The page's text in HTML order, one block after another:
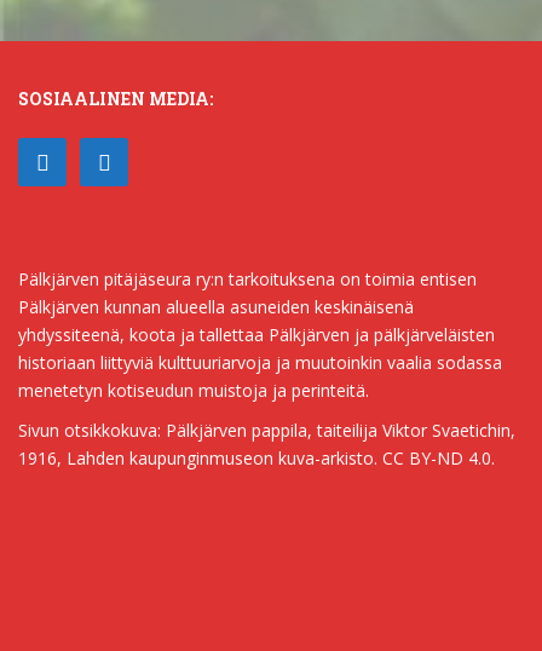
SOSIAALINEN MEDIA:
Pälkjärven pitäjäseura ry:n tarkoituksena on toimia entisen
Pälkjärven kunnan alueella asuneiden keskinäisenä
yhdyssiteenä, koota ja tallettaa Pälkjärven ja pälkjärveläisten
historiaan liittyviä kulttuuriarvoja ja muutoinkin vaalia sodassa
menetetyn kotiseudun muistoja ja perinteitä.
Sivun otsikkokuva: Pälkjärven pappila, taiteilija Viktor Svaetichin,
1916, Lahden kaupunginmuseon kuva-arkisto. CC BY-ND 4.0.